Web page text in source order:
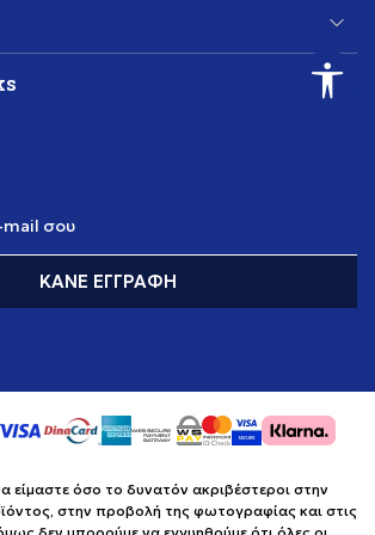
σου
ΚΆΝΕ ΕΓΓΡΑΦΉ
είμαστε όσο το δυνατόν ακριβέστεροι στην
στην προβολή της φωτογραφίας και στις